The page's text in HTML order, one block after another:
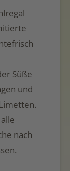
Süße
und
nach